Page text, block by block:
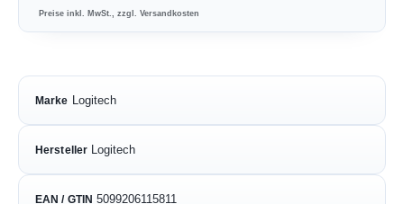
Preise inkl. MwSt., zzgl. Versandkosten
Marke Logitech
Hersteller Logitech
EAN / GTIN 5099206115811